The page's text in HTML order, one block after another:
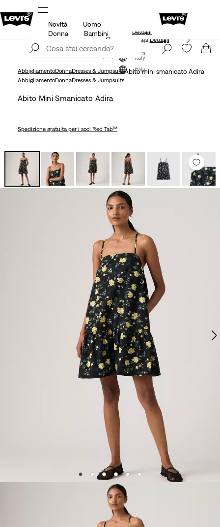
Unidays: Gli studenti ottengono il 20% di sconto
Dettagli
Iscriviti ora
Italy
Novità
Uomo
Donna
Bambini
Politica di spedizione e resi Aggiornata Dettagli
Iscriviti ora
Italy
AbbigliamentoDonnaDresses & JumpsuitsAbito mini smanicato Adira
AbbigliamentoDonnaDresses & Jumpsuits
Abito Mini Smanicato Adira
Spedizione gratuitaper i soci Red Tab™